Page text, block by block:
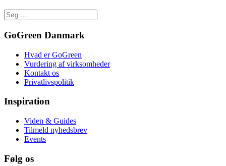
GoGreen Danmark
Hvad er GoGreen
Vurdering af virksomheder
Kontakt os
Privatlivspolitik
Inspiration
Viden & Guides
Tilmeld nyhedsbrev
Events
Følg os